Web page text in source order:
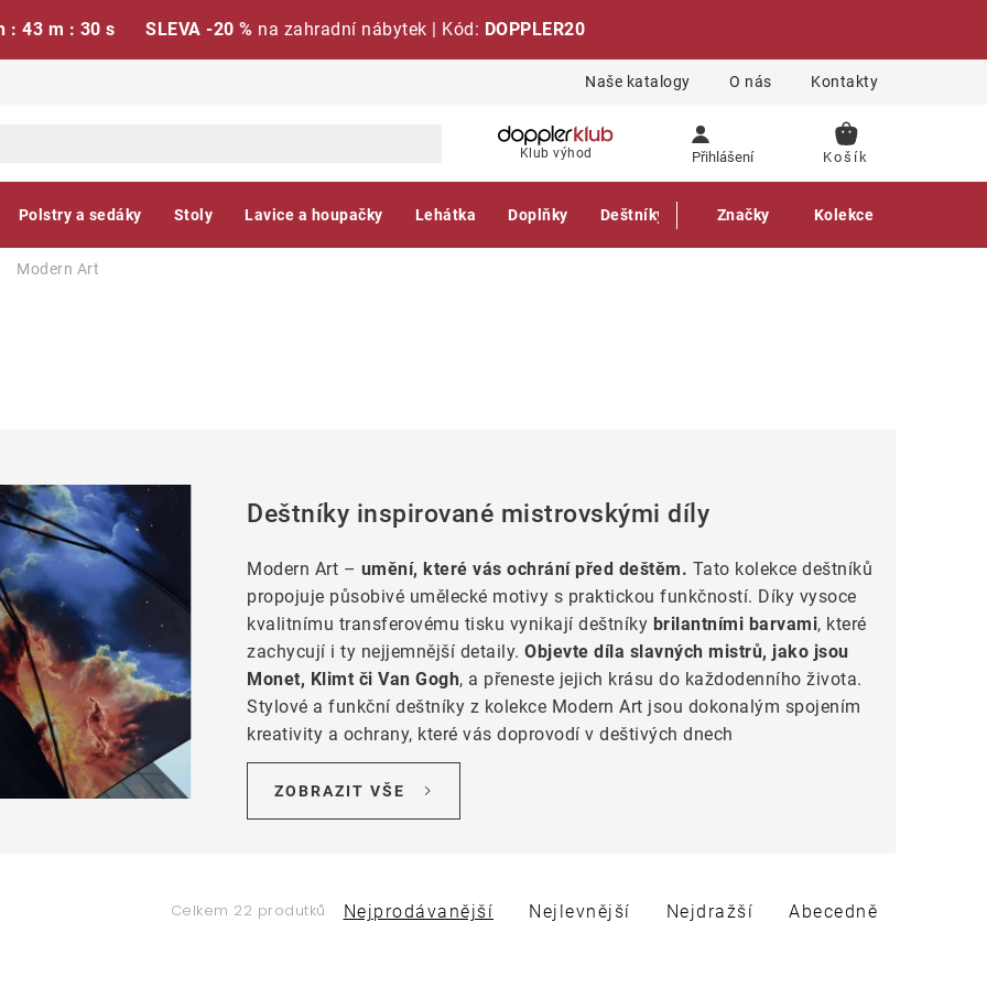
: 43 m : 29 s SLEVA -20 % na zahradní nábytek | Kód: DOPPLER20
Naše katalogy O nás Kontakty
Klub výhod Přihlášení
NÁKUPNÍ
Polstry a sedáky Stoly Lavice a houpačky Lehátka Doplňky Deštníky Gastro produkty
Značky Kolekce
Modern Art
Deštníky inspirované mistrovskými díly
Modern Art – umění, které vás ochrání před deštěm. Tato kolekce deštníků
propojuje působivé umělecké motivy s praktickou funkčností. Díky vysoce
kvalitnímu transferovému tisku vynikají deštníky brilantními barvami, které
zachycují i ty nejjemnější detaily. Objevte díla slavných mistrů, jako jsou
Monet, Klimt či Van Gogh, a přeneste jejich krásu do každodenního života.
Stylové a funkční deštníky z kolekce Modern Art jsou dokonalým spojením
kreativity a ochrany, které vás doprovodí v deštivých dnech
ZOBRAZIT VŠE
Celkem 22 produtků
ŘNejprodávanější Nejlevnější Nejdražší Abecedně